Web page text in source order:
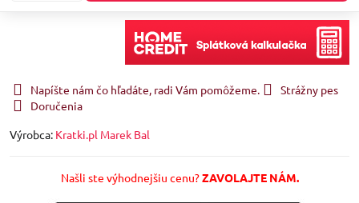
Napíšte nám čo hľadáte, radi Vám pomôžeme.
Strážny pes
Doručenia
Výrobca: Kratki.pl Marek Bal
Našli ste výhodnejšiu cenu?ZAVOLAJTE NÁM.